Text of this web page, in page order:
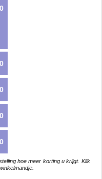
hoe meer korting u krijgt. Klik